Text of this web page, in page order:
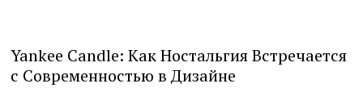
Yankee Candle: Как Ностальгия Встречается
с Современностью в Дизайне